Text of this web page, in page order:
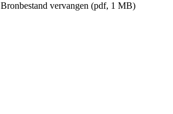
Bronbestand vervangen (pdf, 1 MB)